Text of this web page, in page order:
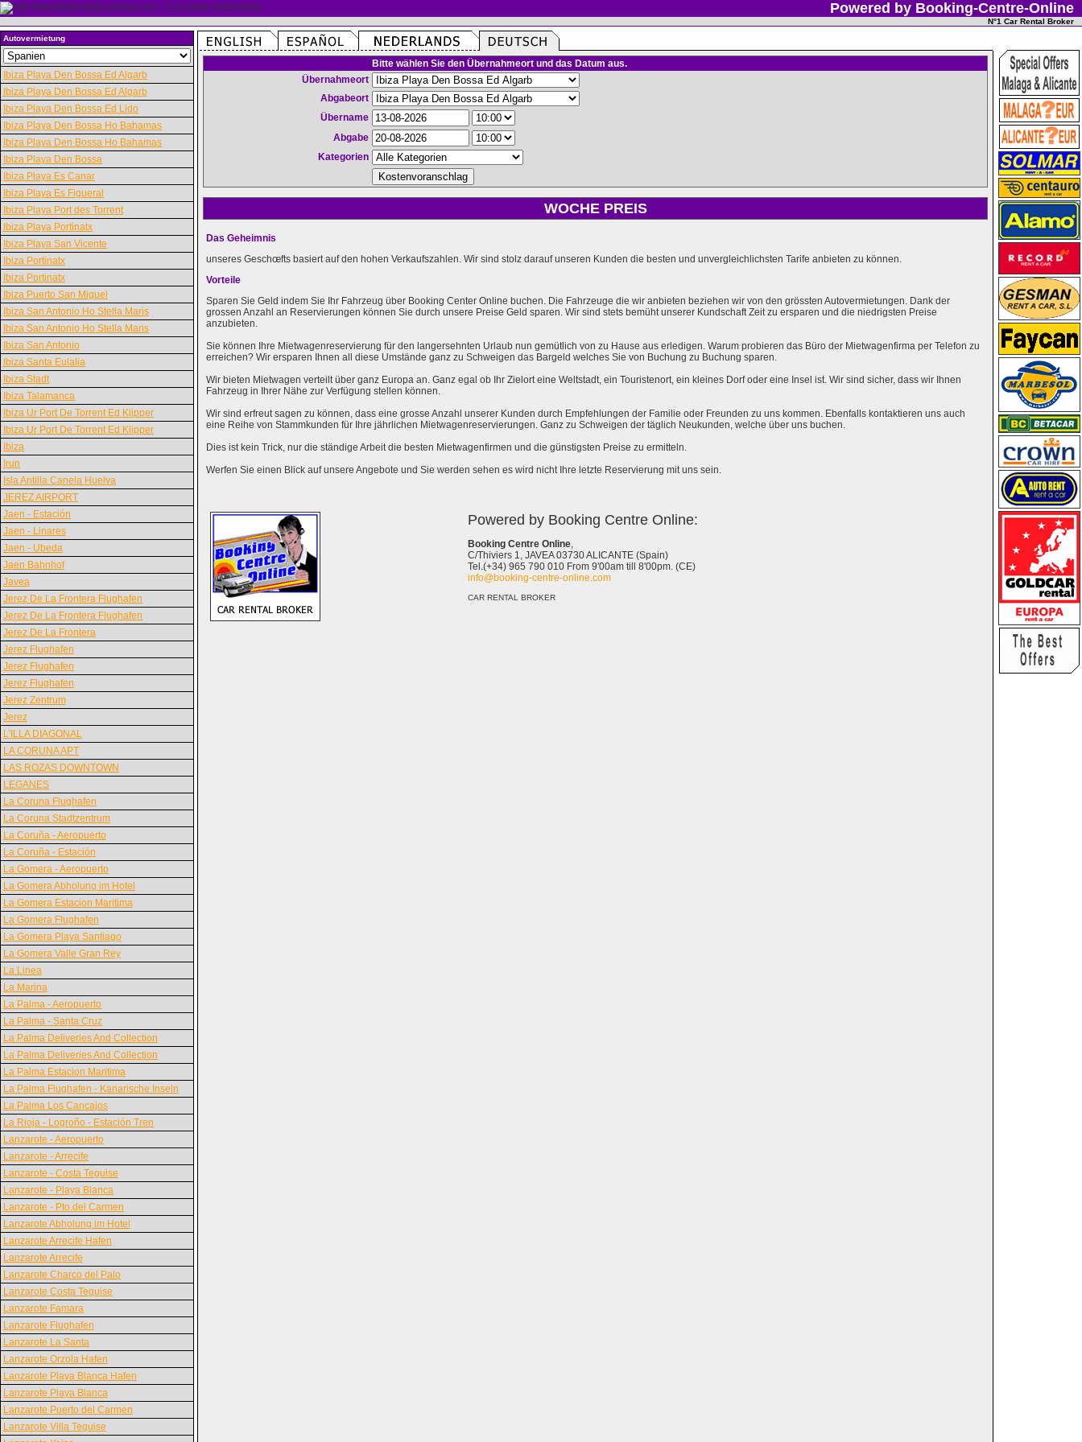
Powered by Booking-Centre-Online
N°1 Car Rental Broker
Autovermietung
Ibiza Playa Den Bossa Ed Algarb
Ibiza Playa Den Bossa Ed Algarb
Ibiza Playa Den Bossa Ed Lido
Ibiza Playa Den Bossa Ho Bahamas
Ibiza Playa Den Bossa Ho Bahamas
Ibiza Playa Den Bossa
Ibiza Playa Es Canar
Ibiza Playa Es Figueral
Ibiza Playa Port des Torrent
Ibiza Playa Portinatx
Ibiza Playa San Vicente
Ibiza Portinatx
Ibiza Portinatx
Ibiza Puerto San Miguel
Ibiza San Antonio Ho Stella Maris
Ibiza San Antonio Ho Stella Maris
Ibiza San Antonio
Ibiza Santa Eulalia
Ibiza Stadt
Ibiza Talamanca
Ibiza Ur Port De Torrent Ed Klipper
Ibiza Ur Port De Torrent Ed Klipper
Ibiza
Irun
Isla Antilla Canela Huelva
JEREZ AIRPORT
Jaen - Estación
Jaen - Linares
Jaen - Ubeda
Jaen Bahnhof
Javea
Jerez De La Frontera Flughafen
Jerez De La Frontera Flughafen
Jerez De La Frontera
Jerez Flughafen
Jerez Flughafen
Jerez Flughafen
Jerez Zentrum
Jerez
L'ILLA DIAGONAL
LA CORUNA APT
LAS ROZAS DOWNTOWN
LEGANES
La Coruna Flughafen
La Coruna Stadtzentrum
La Coruña - Aeropuerto
La Coruña - Estación
La Gomera - Aeropuerto
La Gomera Abholung im Hotel
La Gomera Estacion Maritima
La Gomera Flughafen
La Gomera Playa Santiago
La Gomera Valle Gran Rey
La Linea
La Marina
La Palma - Aeropuerto
La Palma - Santa Cruz
La Palma Deliveries And Collection
La Palma Deliveries And Collection
La Palma Estacion Maritima
La Palma Flughafen - Kanarische Inseln
La Palma Los Cancajos
La Rioja - Logroño - Estación Tren
Lanzarote - Aeropuerto
Lanzarote - Arrecife
Lanzarote - Costa Teguise
Lanzarote - Playa Blanca
Lanzarote - Pto.del Carmen
Lanzarote Abholung im Hotel
Lanzarote Arrecife Hafen
Lanzarote Arrecife
Lanzarote Charco del Palo
Lanzarote Costa Teguise
Lanzarote Famara
Lanzarote Flughafen
Lanzarote La Santa
Lanzarote Orzola Hafen
Lanzarote Playa Blanca Hafen
Lanzarote Playa Blanca
Lanzarote Puerto del Carmen
Lanzarote Villa Teguise
Bitte wählen Sie den Übernahmeort und das Datum aus.
Übernahmeort
Abgabeort
Übername
Abgabe
Kategorien
WOCHE PREIS
Das Geheimnis
unseres Geschœfts basiert auf den hohen Verkaufszahlen. Wir sind stolz darauf unseren Kunden die besten und unvergleichlichsten Tarife anbieten zu können.
Vorteile
Sparen Sie Geld indem Sie Ihr Fahrzeug über Booking Center Online buchen. Die Fahrzeuge die wir anbieten beziehen wir von den grössten Autovermietungen. Dank der
grossen Anzahl an Reservierungen können Sie durch unsere Preise Geld sparen. Wir sind stets bemüht unserer Kundschaft Zeit zu ersparen und die niedrigsten Preise
anzubieten.
Sie können Ihre Mietwagenreservierung für den langersehnten Urlaub nun gemütlich von zu Hause aus erledigen. Warum probieren das Büro der Mietwagenfirma per Telefon zu
erreichen? Wir ersparen Ihnen all diese Umstände ganz zu Schweigen das Bargeld welches Sie von Buchung zu Buchung sparen.
Wir bieten Mietwagen verteilt über ganz Europa an. Ganz egal ob Ihr Zielort eine Weltstadt, ein Touristenort, ein kleines Dorf oder eine Insel ist. Wir sind sicher, dass wir Ihnen
Fahrzeug in Ihrer Nähe zur Verfügung stellen können.
Wir sind erfreut sagen zu können, dass eine grosse Anzahl unserer Kunden durch Empfehlungen der Familie oder Freunden zu uns kommen. Ebenfalls kontaktieren uns auch
eine Reihe von Stammkunden für Ihre jährlichen Mietwagenreservierungen. Ganz zu Schweigen der täglich Neukunden, welche über uns buchen.
Dies ist kein Trick, nur die ständige Arbeit die besten Mietwagenfirmen und die günstigsten Preise zu ermitteln.
Werfen Sie einen Blick auf unsere Angebote und Sie werden sehen es wird nicht Ihre letzte Reservierung mit uns sein.
Powered by Booking Centre Online:
Booking Centre Online,
C/Thiviers 1, JAVEA 03730 ALICANTE (Spain)
Tel.(+34) 965 790 010 From 9'00am till 8'00pm. (CE)
info@booking-centre-online.com
CAR RENTAL BROKER